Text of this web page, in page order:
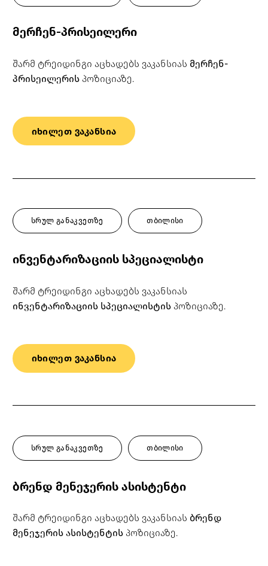
მერჩენ-პრისეილერი
შარმ ტრეიდინგი აცხადებს ვაკანსიას მერჩენ-
პრისეილერის პოზიციაზე.
იხილეთ ვაკანსია
სრულ განაკვეთზე თბილისი
ინვენტარიზაციის სპეციალისტი
შარმ ტრეიდინგი აცხადებს ვაკანსიას
ინვენტარიზაციის სპეციალისტის პოზიციაზე.
იხილეთ ვაკანსია
სრულ განაკვეთზე თბილისი
ბრენდ მენეჯერის ასისტენტი
შარმ ტრეიდინგი აცხადებს ვაკანსიას ბრენდ
მენეჯერის ასისტენტის პოზიციაზე.